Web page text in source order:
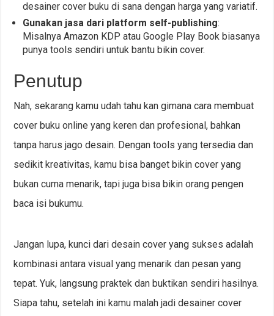
desainer cover buku di sana dengan harga yang variatif.
Gunakan jasa dari platform self-publishing:
Misalnya Amazon KDP atau Google Play Book biasanya
punya tools sendiri untuk bantu bikin cover.
Penutup
Nah, sekarang kamu udah tahu kan gimana cara membuat
cover buku online yang keren dan profesional, bahkan
tanpa harus jago desain. Dengan tools yang tersedia dan
sedikit kreativitas, kamu bisa banget bikin cover yang
bukan cuma menarik, tapi juga bisa bikin orang pengen
baca isi bukumu.
Jangan lupa, kunci dari desain cover yang sukses adalah
kombinasi antara visual yang menarik dan pesan yang
tepat. Yuk, langsung praktek dan buktikan sendiri hasilnya.
Siapa tahu, setelah ini kamu malah jadi desainer cover